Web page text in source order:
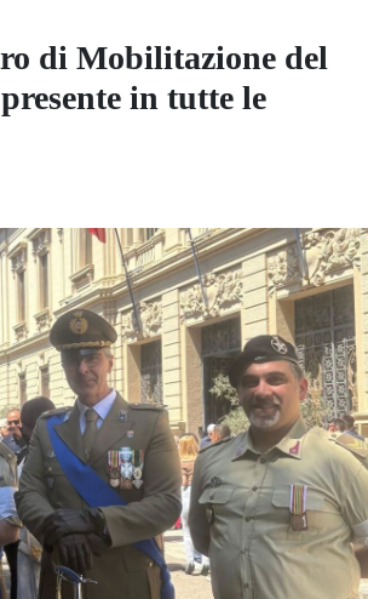
di Mobilitazione del
in tutte le